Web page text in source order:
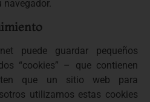
navegador.
puede guardar pequeños
“cookies” – que contienen
que un sitio web para
utilizamos estas cookies